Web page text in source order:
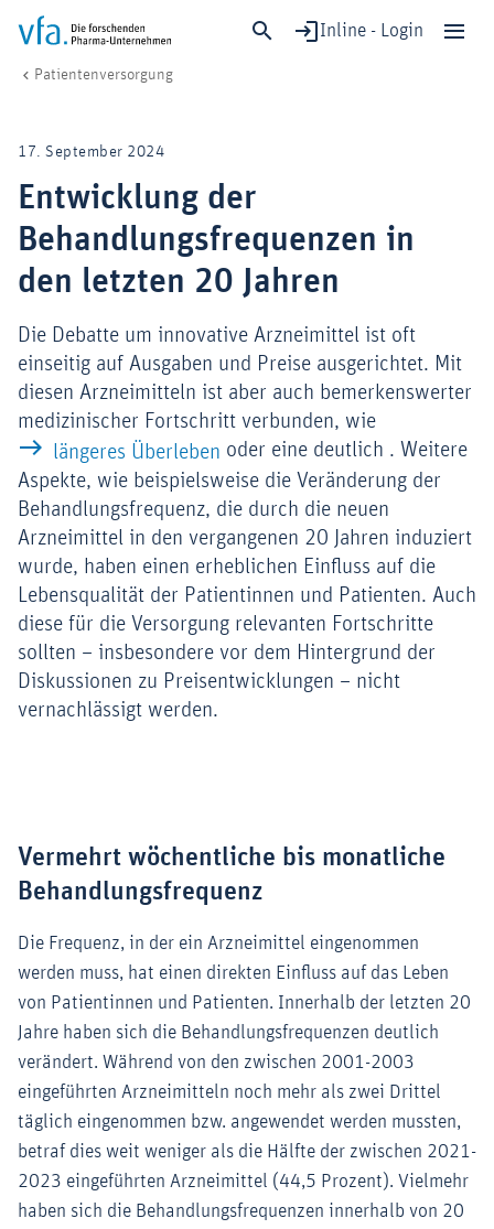
Inline - Login
Forschung & Entwicklung
Gesundheit & Versorgung
Wirtschaft & Standort
Digitalisierung & KI
Verband & Mitglieder
Mitglied werden!
Patientenversorgung
17. September 2024
Entwicklung der
Behandlungsfrequenzen in
den letzten 20 Jahren
Die Debatte um innovative Arzneimittel ist oft
einseitig auf Ausgaben und Preise ausgerichtet. Mit
diesen Arzneimitteln ist aber auch bemerkenswerter
medizinischer Fortschritt verbunden, wie
längeres Überleben oder eine deutlich . Weitere
Aspekte, wie beispielsweise die Veränderung der
Behandlungsfrequenz, die durch die neuen
Arzneimittel in den vergangenen 20 Jahren induziert
wurde, haben einen erheblichen Einfluss auf die
Lebensqualität der Patientinnen und Patienten. Auch
diese für die Versorgung relevanten Fortschritte
sollten – insbesondere vor dem Hintergrund der
Diskussionen zu Preisentwicklungen – nicht
vernachlässigt werden.
Vermehrt wöchentliche bis monatliche
Behandlungsfrequenz
Die Frequenz, in der ein Arzneimittel eingenommen
werden muss, hat einen direkten Einfluss auf das Leben
von Patientinnen und Patienten. Innerhalb der letzten 20
Jahre haben sich die Behandlungsfrequenzen deutlich
verändert. Während von den zwischen 2001-2003
eingeführten Arzneimitteln noch mehr als zwei Drittel
täglich eingenommen bzw. angewendet werden mussten,
betraf dies weit weniger als die Hälfte der zwischen 2021-
2023 eingeführten Arzneimittel (44,5 Prozent). Vielmehr
haben sich die Behandlungsfrequenzen innerhalb von 20